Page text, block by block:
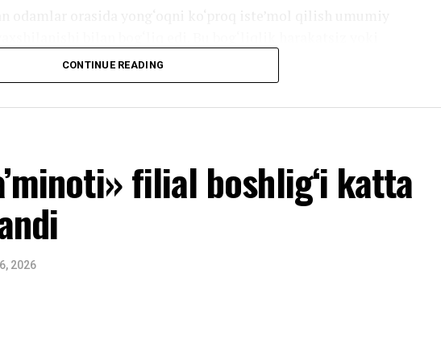
bo‘lgan ishtirokchilar orasida eng muhim edi. Jismoniy faol
qilish umumiy miya hajmining kattalashishi bilan ham
yong‘oqlar insult yoki demensiya holatlarining kamayishi
kuni iste’mol qilish uyqu sifatini yaxshilashga yordam
CONTINUE READING
filial boshlig‘i katta
2026